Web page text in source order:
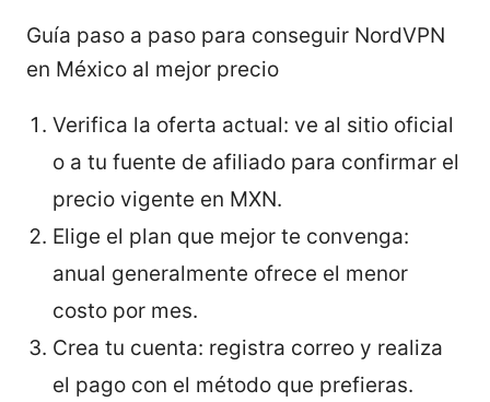
Guía paso a paso para conseguir NordVPN
en México al mejor precio
Verifica la oferta actual: ve al sitio oficial
o a tu fuente de afiliado para confirmar el
precio vigente en MXN.
Elige el plan que mejor te convenga:
anual generalmente ofrece el menor
costo por mes.
Crea tu cuenta: registra correo y realiza
el pago con el método que prefieras.